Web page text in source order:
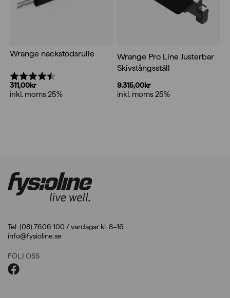
Wrange nackstödsrulle
Betyg:
311,00kr
inkl. moms 25%
Wrange Pro Line Justerbar
Skivstångsställ
9.315,00kr
inkl. moms 25%
Tel. (08) 7606 100 / vardagar kl. 8–16
info@fysioline.se
FÖLJ OSS